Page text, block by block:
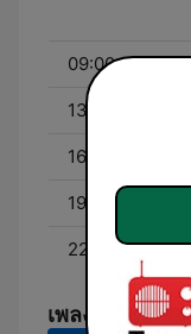
09:00 - 13:00
13:00 - 16:00
16:00 - 19:00
19:00 - 22:00
22:00 - 01:00
เพลงยอดนิยม